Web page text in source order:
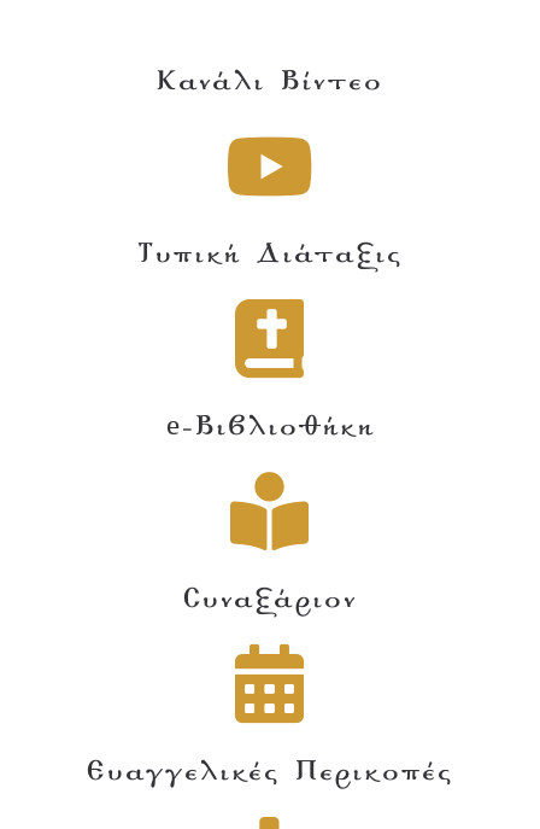
Κανάλι Βίντεο
Τυπική Διάταξις
e-Βιβλιοθήκη
Συναξάριον
Ευαγγελικές Περικοπές